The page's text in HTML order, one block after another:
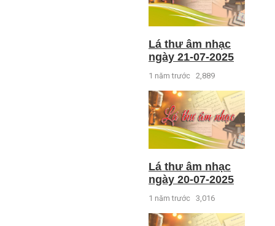
Lá thư âm nhạc
ngày 21-07-2025
1 năm trước 2,889
Lá thư âm nhạc
ngày 20-07-2025
1 năm trước 3,016